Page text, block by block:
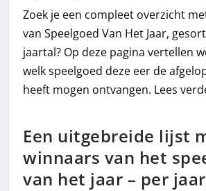
Zoek je een compleet overzicht
van Speelgoed Van Het Jaar,
jaartal? Op deze pagina vertellen
welk speelgoed deze eer de
heeft mogen ontvangen. Lees
Een uitgebreide lijst
winnaars van het
van het jaar – per